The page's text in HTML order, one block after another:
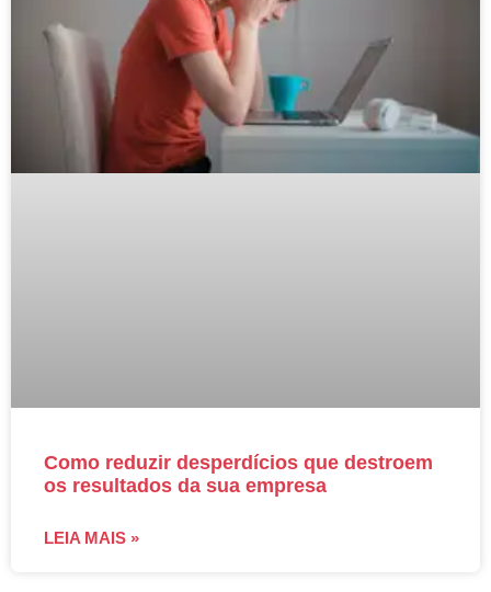
Como reduzir desperdícios que destroem
os resultados da sua empresa
LEIA MAIS »